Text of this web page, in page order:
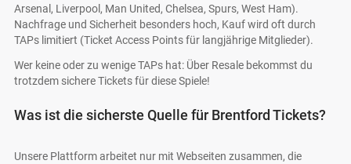
Arsenal, Liverpool, Man United, Chelsea, Spurs, West Ham).
Nachfrage und Sicherheit besonders hoch, Kauf wird oft durch
TAPs limitiert (Ticket Access Points für langjährige Mitglieder).
Wer keine oder zu wenige TAPs hat: Über Resale bekommst du
trotzdem sichere Tickets für diese Spiele!
Was ist die sicherste Quelle für Brentford Tickets?
Unsere Plattform arbeitet nur mit Webseiten zusammen, die